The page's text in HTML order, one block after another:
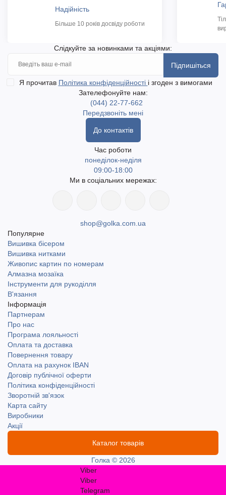
Надійність
Більше 10 років досвіду роботи
Слідкуйте за новинками та акціями:
Підпишіться
Я прочитав Політика конфіденційності і згоден з вимогами
Зателефонуйте нам:
(044) 22-77-662
Передзвоніть мені
До контактів
Час роботи
понеділок-неділя
09:00-18:00
Ми в соціальних мережах:
shop@golka.com.ua
Популярне
Вишивка бісером
Вишивка нитками
Живопис картин по номерам
Алмазна мозаїка
Інструменти для рукоділля
В'язання
Інформація
Партнерам
Про нас
Програма лояльності
Оплата та доставка
Повернення товару
Оплата на рахунок IBAN
Договір публічної оферти
Політика конфіденційності
Зворотній зв'язок
Карта сайту
Виробники
Акції
Каталог товарів
Голка © 2026
Viber
Viber
Telegram